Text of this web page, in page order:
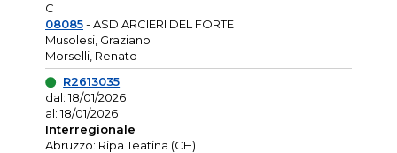
C
08085- ASD ARCIERI DEL FORTE
Musolesi, Graziano
Morselli, Renato
R2613035
dal: 18/01/2026
al: 18/01/2026
Interregionale
Abruzzo: Ripa Teatina (CH)